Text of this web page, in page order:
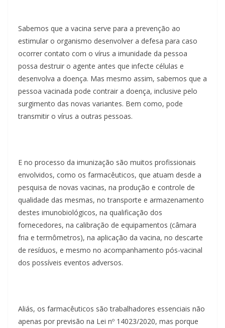
Sabemos que a vacina serve para a prevenção ao
estimular o organismo desenvolver a defesa para caso
ocorrer contato com o vírus a imunidade da pessoa
possa destruir o agente antes que infecte células e
desenvolva a doença. Mas mesmo assim, sabemos que a
pessoa vacinada pode contrair a doença, inclusive pelo
surgimento das novas variantes. Bem como, pode
transmitir o vírus a outras pessoas.
E no processo da imunização são muitos profissionais
envolvidos, como os farmacêuticos, que atuam desde a
pesquisa de novas vacinas, na produção e controle de
qualidade das mesmas, no transporte e armazenamento
destes imunobiológicos, na qualificação dos
fornecedores, na calibração de equipamentos (câmara
fria e termômetros), na aplicação da vacina, no descarte
de resíduos, e mesmo no acompanhamento pós-vacinal
dos possíveis eventos adversos.
Aliás, os farmacêuticos são trabalhadores essenciais não
apenas por previsão na Lei nº 14023/2020, mas porque